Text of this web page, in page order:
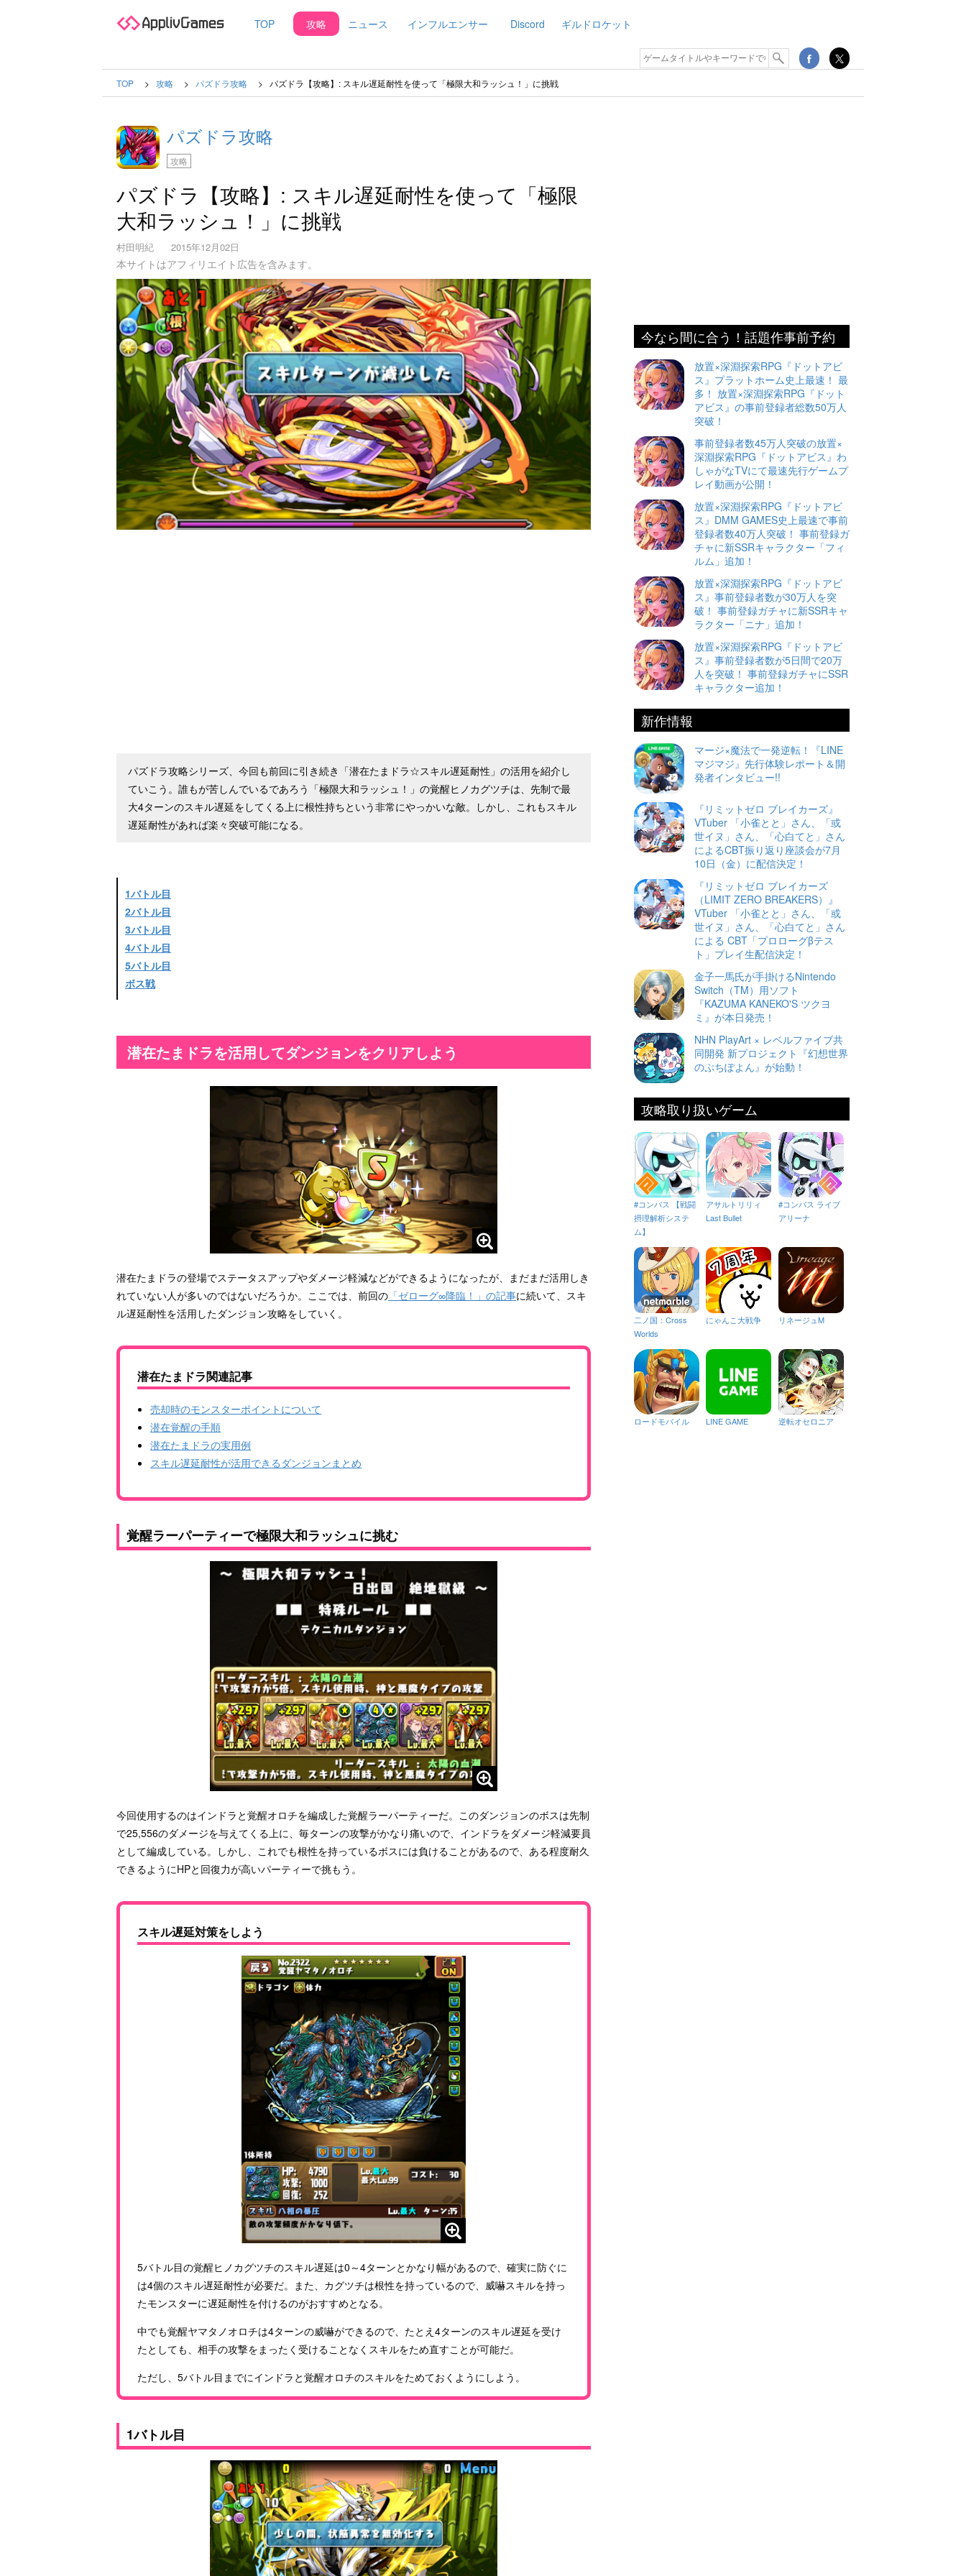
TOP 攻略 ニュース インフルエンサー Discord ギルドロケット
TOP 攻略 パズドラ攻略 パズドラ【攻略】: スキル遅延耐性を使って「極限大和ラッシュ！」に挑戦
パズドラ攻略
攻略
パズドラ【攻略】: スキル遅延耐性を使って「極限
大和ラッシュ！」に挑戦
村田明紀 2015年12月02日
本サイトはアフィリエイト広告を含みます。
パズドラ攻略シリーズ、今回も前回に引き続き「潜在たまドラ☆スキル遅延耐性」の活用を紹介し
ていこう。誰もが苦しんでいるであろう「極限大和ラッシュ！」の覚醒ヒノカグツチは、先制で最
大4ターンのスキル遅延をしてくる上に根性持ちという非常にやっかいな敵。しかし、これもスキル
遅延耐性があれば楽々突破可能になる。
1バトル目
2バトル目
3バトル目
4バトル目
5バトル目
ボス戦
潜在たまドラを活用してダンジョンをクリアしよう
潜在たまドラの登場でステータスアップやダメージ軽減などができるようになったが、まだまだ活用しき
れていない人が多いのではないだろうか。ここでは、前回の 「ゼローグ∞降臨！」の記事に続いて、スキ
ル遅延耐性を活用したダンジョン攻略をしていく。
潜在たまドラ関連記事
売却時のモンスターポイントについて
潜在覚醒の手順
潜在たまドラの実用例
スキル遅延耐性が活用できるダンジョンまとめ
覚醒ラーパーティーで極限大和ラッシュに挑む
今回使用するのはインドラと覚醒オロチを編成した覚醒ラーパーティーだ。このダンジョンのボスは先制
で25,556のダメージを与えてくる上に、毎ターンの攻撃がかなり痛いので、インドラをダメージ軽減要員
として編成している。しかし、これでも根性を持っているボスには負けることがあるので、ある程度耐久
できるようにHPと回復力が高いパーティーで挑もう。
スキル遅延対策をしよう
5バトル目の覚醒ヒノカグツチのスキル遅延は0～4ターンとかなり幅があるので、確実に防ぐに
は4個のスキル遅延耐性が必要だ。また、カグツチは根性を持っているので、威嚇スキルを持っ
たモンスターに遅延耐性を付けるのがおすすめとなる。
中でも覚醒ヤマタノオロチは4ターンの威嚇ができるので、たとえ4ターンのスキル遅延を受け
たとしても、相手の攻撃をまったく受けることなくスキルをため直すことが可能だ。
ただし、5バトル目までにインドラと覚醒オロチのスキルをためておくようにしよう。
1バトル目
今なら間に合う！話題作事前予約
放置×深淵探索RPG『ドットアビ
ス』プラットホーム史上最速！ 最
多！ 放置×深淵探索RPG『ドット
アビス』の事前登録者総数50万人
突破！
事前登録者数45万人突破の放置×
深淵探索RPG『ドットアビス』わ
しゃがなTVにて最速先行ゲームプ
レイ動画が公開！
放置×深淵探索RPG『ドットアビ
ス』DMM GAMES史上最速で事前
登録者数40万人突破！ 事前登録ガ
チャに新SSRキャラクター「フィ
ルム」追加！
放置×深淵探索RPG『ドットアビ
ス』事前登録者数が30万人を突
破！ 事前登録ガチャに新SSRキャ
ラクター「ニナ」追加！
放置×深淵探索RPG『ドットアビ
ス』事前登録者数が5日間で20万
人を突破！ 事前登録ガチャにSSR
キャラクター追加！
新作情報
マージ×魔法で一発逆転！『LINE
マジマジ』先行体験レポート＆開
発者インタビュー!!
『リミットゼロ ブレイカーズ』
VTuber 「小雀とと」さん、「或
世イヌ」さん、「心白てと」さん
によるCBT振り返り座談会が7月
10日（金）に配信決定！
『リミットゼロ ブレイカーズ
（LIMIT ZERO BREAKERS）』
VTuber 「小雀とと」さん、「或
世イヌ」さん、「心白てと」さん
による CBT「プロローグβテス
ト」プレイ生配信決定！
金子一馬氏が手掛けるNintendo
Switch（TM）用ソフト
『KAZUMA KANEKO'S ツクヨ
ミ』が本日発売！
NHN PlayArt × レベルファイブ共
同開発 新プロジェクト『幻想世界
のぷちぽよん』が始動！
攻略取り扱いゲーム
#コンパス 【戦闘
摂理解析システ
ム】
アサルトリリィ
Last Bullet
#コンパス ライブ
アリーナ
二ノ国：Cross
Worlds
にゃんこ大戦争 リネージュM
ロードモバイル LINE GAME 逆転オセロニア